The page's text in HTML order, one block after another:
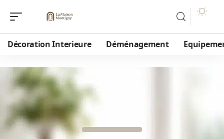
Décoration Interieure Déménagement